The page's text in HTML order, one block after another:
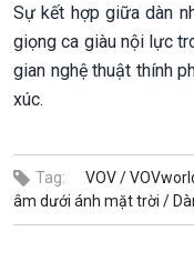
Sự kết hợp giữa dàn
giọng ca giàu nội lực
gian nghệ thuật thính
xúc.
Tag: VOV /
âm dưới ánh mặt trời /